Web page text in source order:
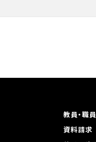
教員・職
資料請求